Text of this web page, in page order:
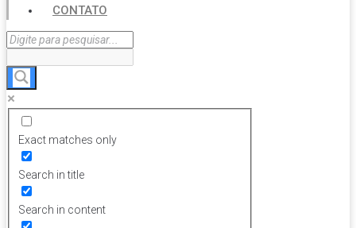
CONTATO
Exact matches only
Search in title
Search in content